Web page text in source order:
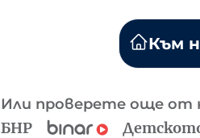
Към
Или проверете още от
БНР